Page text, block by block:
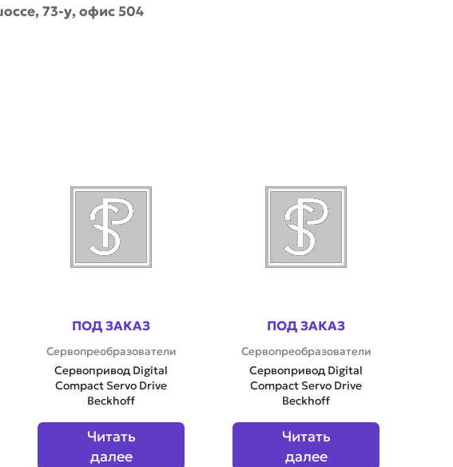
73-у, офис 504
ПОД ЗАКАЗ
Сервопреобразователи
Сервопривод Digital
Compact Servo Drive
Beckhoff
Читать
далее
ПОД ЗАКАЗ
Сервопреобразователи
Сервопривод Digital
Compact Servo Drive
Beckhoff
Читать
далее